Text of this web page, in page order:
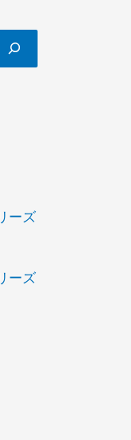
ーズ
ーズ